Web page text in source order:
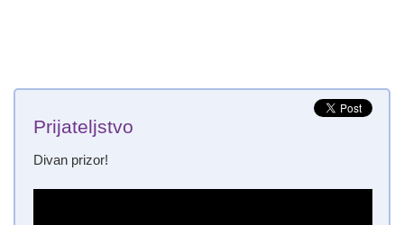
Prijateljstvo
Divan prizor!